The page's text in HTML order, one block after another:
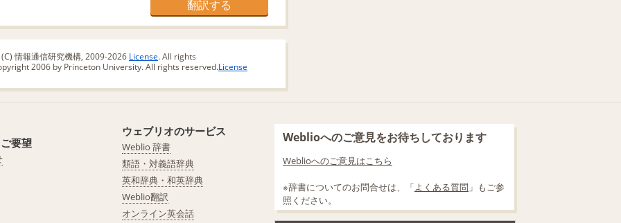
情報通信研究機構, 2009-2026 License. All rights
2006 by Princeton University. All rights reserved.License
要望
ウェブリオのサービス
Weblio 辞書
類語・対義語辞典
英和辞典・和英辞典
Weblio翻訳
オンライン英会話
Weblioへのご意見をお待ちしております
Weblioへのご意見はこちら
※辞書についてのお問合せは、「よくある質問 」もご参
照ください。